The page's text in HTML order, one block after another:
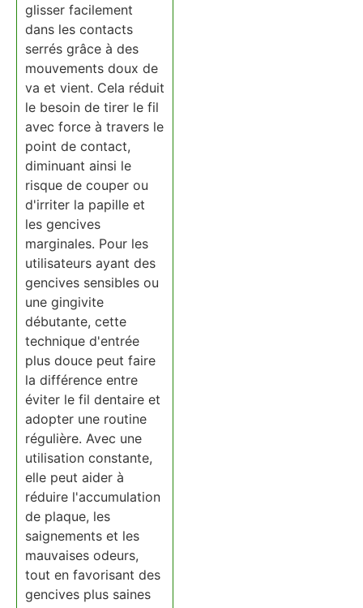
glisser facilement
dans les contacts
serrés grâce à des
mouvements doux de
va et vient. Cela réduit
le besoin de tirer le fil
avec force à travers le
point de contact,
diminuant ainsi le
risque de couper ou
d'irriter la papille et
les gencives
marginales. Pour les
utilisateurs ayant des
gencives sensibles ou
une gingivite
débutante, cette
technique d'entrée
plus douce peut faire
la différence entre
éviter le fil dentaire et
adopter une routine
régulière. Avec une
utilisation constante,
elle peut aider à
réduire l'accumulation
de plaque, les
saignements et les
mauvaises odeurs,
tout en favorisant des
gencives plus saines